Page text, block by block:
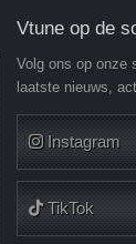
Vtune op de
Volg ons op onze
laatste nieuws,
Instagram
TikTok